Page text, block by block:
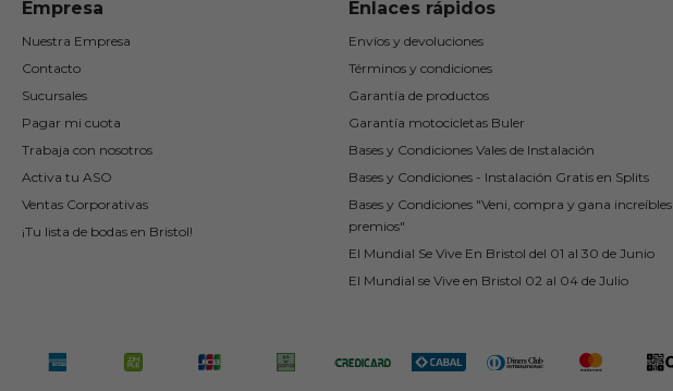
Empresa
Nuestra Empresa
Contacto
Sucursales
Pagar mi cuota
Trabaja con nosotros
Activa tu ASO
Ventas Corporativas
¡Tu lista de bodas en Bristol!
Enlaces rápidos
Envíos y devoluciones
Términos y condiciones
Garantía de productos
Garantía motocicletas Buler
Bases y Condiciones Vales de Instalación
Bases y Condiciones - Instalación Gratis en Splits
Bases y Condiciones "Veni, compra y gana increíbles
premios"
El Mundial Se Vive En Bristol del 01 al 30 de Junio
El Mundial se Vive en Bristol 02 al 04 de Julio